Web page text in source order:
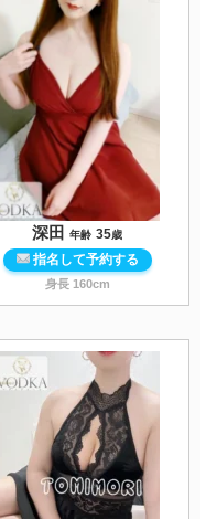
深田 年齢 35歳
指名して予約する
身長 160cm